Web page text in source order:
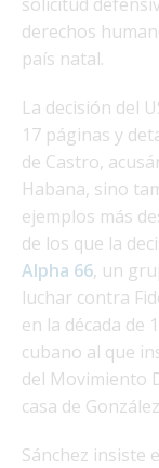
solicitud
derechos
país natal.
La decisión del
17 páginas y
de Castro,
Habana, sino
ejemplos más
de los que la
Alpha 66, un
luchar contra
en la década de
cubano al que
del Movimiento
casa de
Sánchez insiste